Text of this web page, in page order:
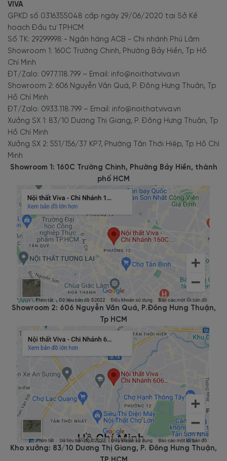
VIVA
GPKD số 0316355048 cấp ngày 29/06/2020 tại Sở Kế
hoạch Đầu tư TPHCM
Số TK: 29299998 - Ngân hàng ACB - Chi nhánh Phú Lâm
Showroom 1: 160C Trường Chinh, Phường Bảy Hiền, Tp Hồ
Chí Minh
ĐT/Zalo: 0977.118.799 – Email: info@noithatviva.vn
Showroom 2: 606 Nguyễn Văn Quá, P. Đông Hưng Thuận, Tp
Hồ Chí Minh
ĐT/Zalo: 0933.118.799 – Email: info@noithatviva.vn
Xưởng SX 1: 83/10 Dương Thị Giang, P. Đông Hưng Thuận, Tp
Hồ Chí Minh
Xưởng SX 2: 551/156/37 KP7, Phường Tân Thới Hiệp, Tp Hồ Chí
Minh
Showroom 1: 160C Trường Chinh, Phường Bảy Hiền, thành
phố HCM
Showroom 2: 606 Nguyễn Văn Quá, P.Đông Hưng Thuận,
Tp HCM
Kho xưởng: 83/10 Dương Thị Giang, P. Đông Hưng Thuận,